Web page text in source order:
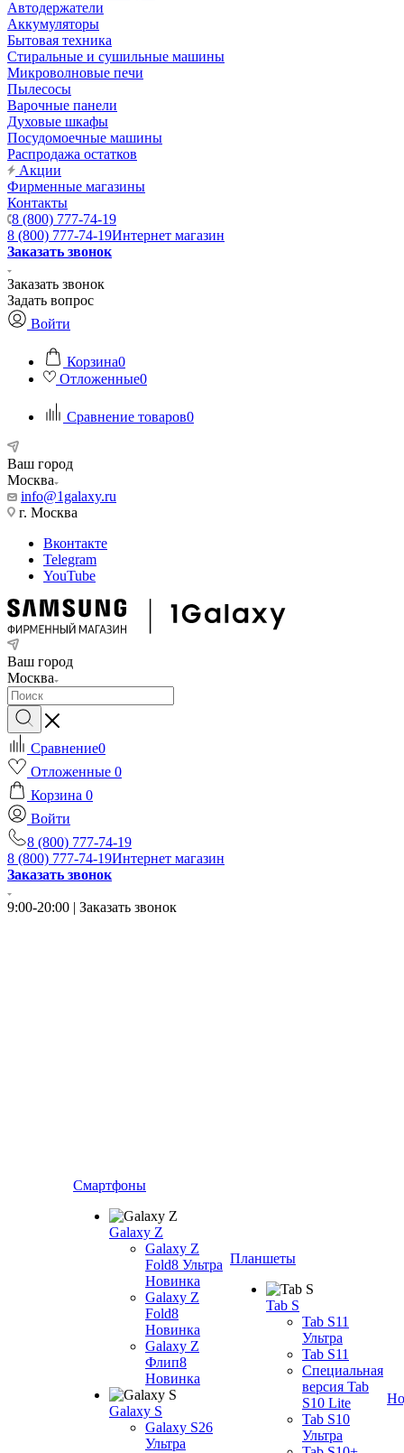
Автодержатели
Аккумуляторы
Бытовая техника
Стиральные и сушильные машины
Микроволновые печи
Пылесосы
Варочные панели
Духовые шкафы
Посудомоечные машины
Распродажа остатков
Акции
Фирменные магазины
Контакты
8 (800) 777-74-19
8 (800) 777-74-19Интернет магазин
Заказать звонок
Заказать звонок
Задать вопрос
Войти
Корзина0
Отложенные0
Сравнение товаров0
Ваш город
Москва
info@1galaxy.ru
г. Москва
Вконтакте
Telegram
YouTube
Ваш город
Москва
Сравнение0
Отложенные 0
Корзина 0
Войти
8 (800) 777-74-19
8 (800) 777-74-19Интернет магазин
Заказать звонок
9:00-20:00 | Заказать звонок
Смартфоны
Galaxy Z
Galaxy Z
Fold8 Ультра
Новинка
Galaxy Z
Fold8
Новинка
Galaxy Z
Флип8
Новинка
Galaxy S
Galaxy S26
Ультра
Планшеты
Tab S
Tab S11
Ультра
Tab S11
Специальная
версия Tab
S10 Lite
Tab S10
Ультра